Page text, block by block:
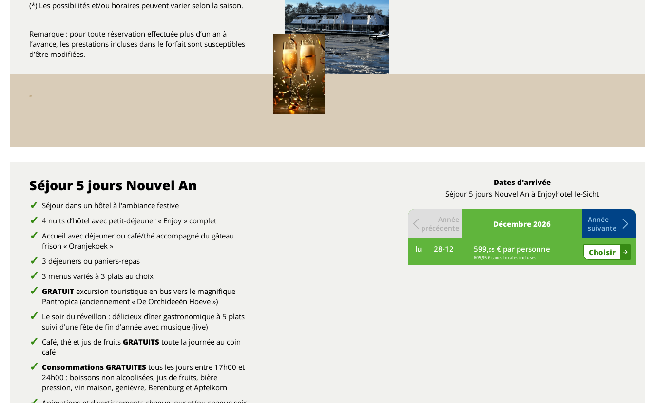
(*) Les possibilités et/ou horaires peuvent varier selon la saison.
Remarque : pour toute réservation effectuée plus d’un an à
l’avance, les prestations incluses dans le forfait sont susceptibles
d’être modifiées.
-
Séjour 5 jours Nouvel An
Séjour dans un hôtel à l'ambiance festive
4 nuits d’hôtel avec petit-déjeuner « Enjoy » complet
Accueil avec déjeuner ou café/thé accompagné du gâteau
frison « Oranjekoek »
3 déjeuners ou paniers-repas
3 menus variés à 3 plats au choix
GRATUIT excursion touristique en bus vers le magnifique
Pantropica (anciennement « De Orchideeën Hoeve »)
Le soir du réveillon : délicieux dîner gastronomique à 5 plats
suivi d’une fête de fin d’année avec musique (live)
Café, thé et jus de fruits GRATUITS toute la journée au coin
café
Consommations GRATUITES tous les jours entre 17h00 et
24h00 : boissons non alcoolisées, jus de fruits, bière
pression, vin maison, genièvre, Berenburg et Apfelkorn
Dates d'arrivée
Séjour 5 jours Nouvel An à Enjoyhotel Ie-Sicht
Décembre 2026
Année
précédente
Année
suivante
lu 28-12 599,95 € par personne
605,95 € taxes locales incluses
Choisir